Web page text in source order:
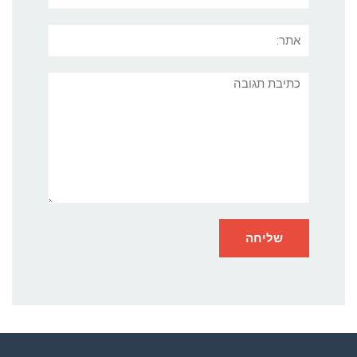
תגובה